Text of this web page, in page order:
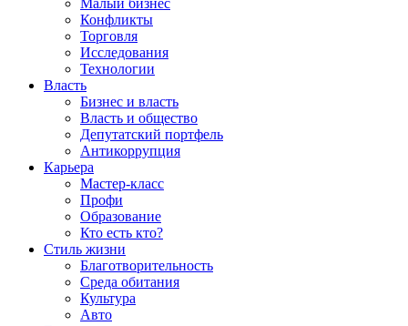
Малый бизнес
Конфликты
Торговля
Исследования
Технологии
Власть
Бизнес и власть
Власть и общество
Депутатский портфель
Антикоррупция
Карьера
Мастер-класс
Профи
Образование
Кто есть кто?
Стиль жизни
Благотворительность
Среда обитания
Культура
Авто